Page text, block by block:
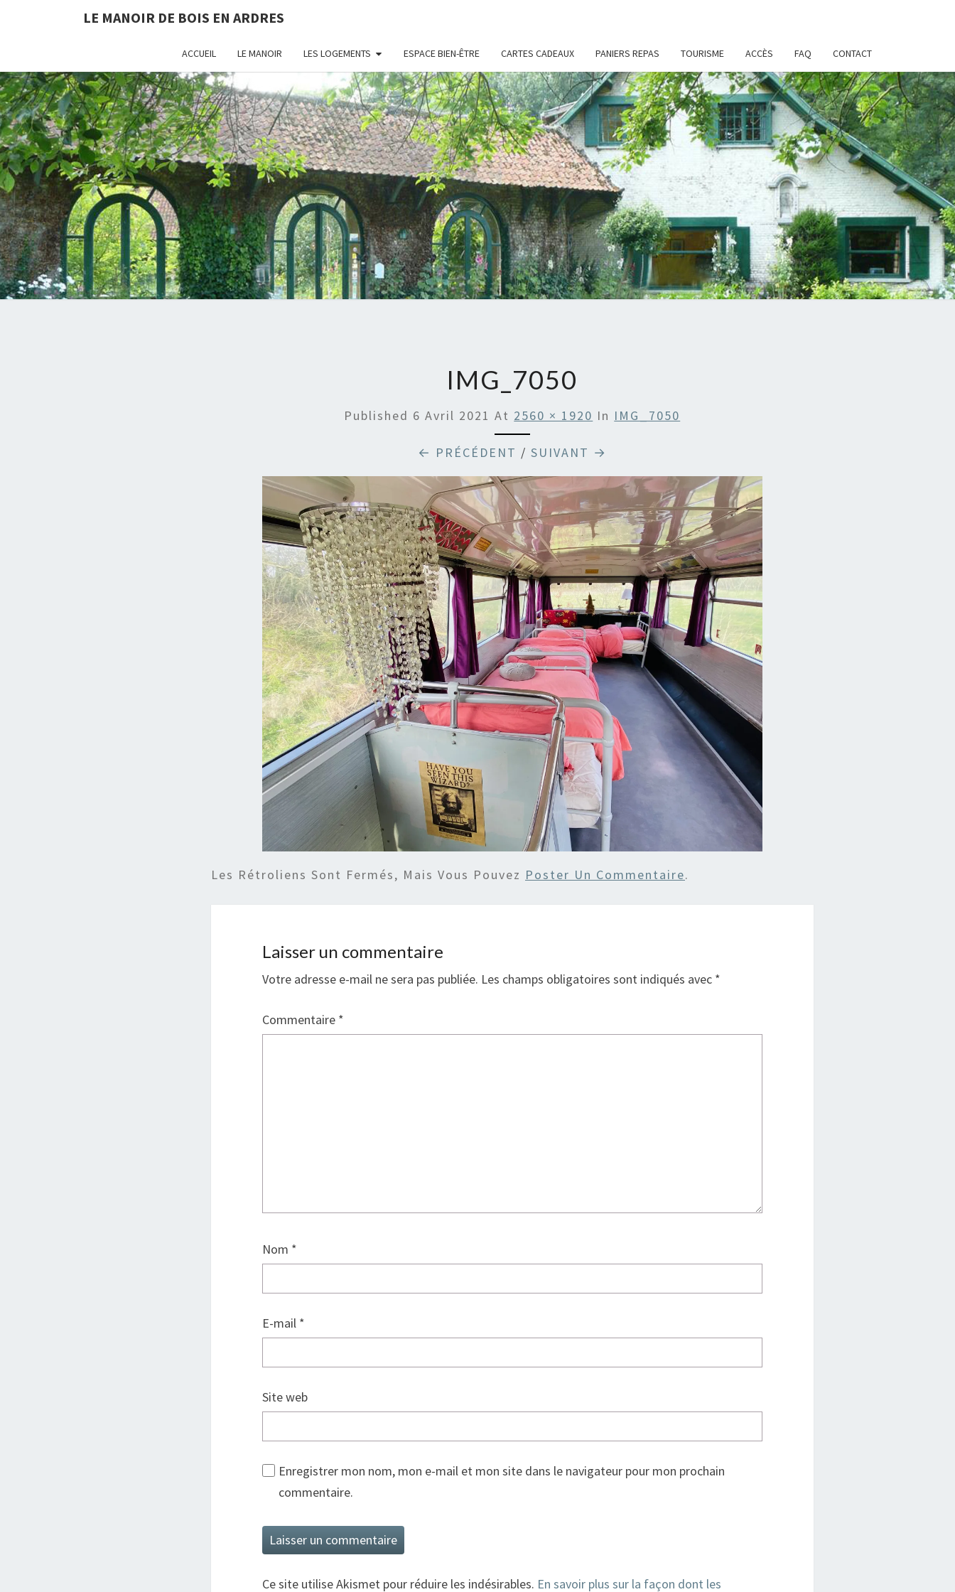
LE MANOIR DE BOIS EN ARDRES
ACCUEIL LE MANOIR LES LOGEMENTS ESPACE BIEN-ÊTRE CARTES CADEAUX PANIERS REPAS TOURISME ACCÈS FAQ CONTACT
LE
MANOIR
EN
ARDRES
Chambres
D'hôtes
Et Gîtes
À Bois-
En-
Ardres
IMG_7050
Published 6 Avril 2021 At 2560 × 1920 In IMG_7050
← PRÉCÉDENT / SUIVANT →
Les Rétroliens Sont Fermés, Mais Vous Pouvez Poster Un Commentaire.
Laisser un commentaire
Votre adresse e-mail ne sera pas publiée. Les champs obligatoires sont indiqués avec *
Commentaire *
Nom *
E-mail *
Site web
Enregistrer mon nom, mon e-mail et mon site dans le navigateur pour mon prochain
commentaire.
Ce site utilise Akismet pour réduire les indésirables. En savoir plus sur la façon dont les